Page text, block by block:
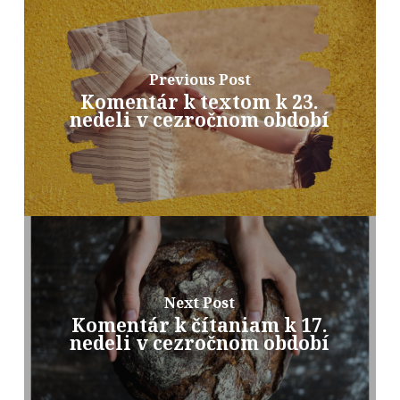
Previous Post
Komentár k textom k 23.
nedeli v cezročnom období
Next Post
Komentár k čítaniam k 17.
nedeli v cezročnom období